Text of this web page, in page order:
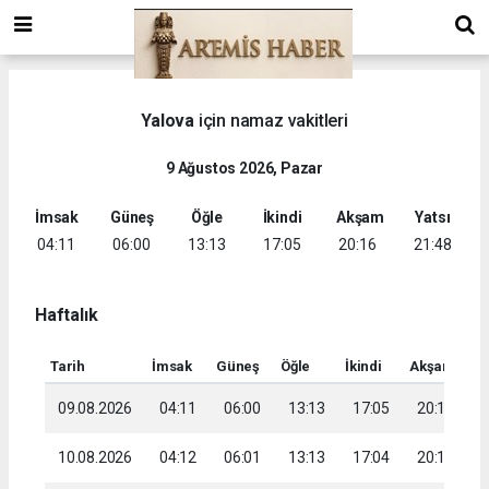
Yalova için namaz vakitleri
9 Ağustos 2026, Pazar
İmsak
04:11
Güneş
06:00
Öğle
13:13
İkindi
17:05
Akşam
20:16
Yatsı
21:48
Haftalık
Tarih İmsak Güneş Öğle İkindi Akşam
09.08.2026 04:11 06:00 13:13 17:05 20:16
10.08.2026 04:12 06:01 13:13 17:04 20:15